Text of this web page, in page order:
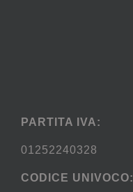
PARTITA IVA:
01252240328
CODICE UNIVOCO: